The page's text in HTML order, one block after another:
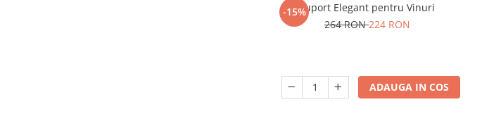
-15%Suport Elegant pentru Vinuri
264 RON224 RON
ADAUGA IN COS